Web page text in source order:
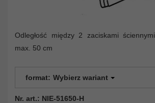
Odległość między 2 zaciskami ściennymi
max. 50 cm
format: Wybierz wariant
Nr. art.: NIE-51650-H